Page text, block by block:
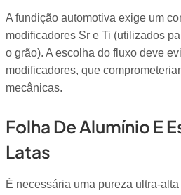
A fundição automotiva exige um
modificadores Sr e Ti (utilizados
o grão). A escolha do fluxo deve
modificadores, que
mecânicas.
Folha De Alumínio E
Latas
É necessária uma pureza ultra-